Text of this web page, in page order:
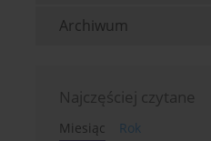
Archiwum
Najczęściej czytane
Miesiąc
Rok